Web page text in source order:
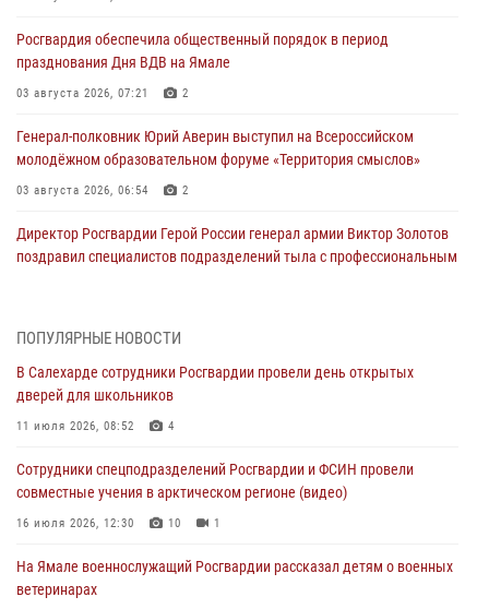
Росгвардия обеспечила общественный порядок в период
празднования Дня ВДВ на Ямале
03 августа 2026, 07:21 2
Генерал-полковник Юрий Аверин выступил на Всероссийском
молодёжном образовательном форуме «Территория смыслов»
03 августа 2026, 06:54 2
Директор Росгвардии Герой России генерал армии Виктор Золотов
поздравил специалистов подразделений тыла с профессиональным
30 июля 2026, 09:34
Офицеры спецназа Росгвардии провели практическое занятие для
29 июля 2026, 10:42 4
В Уральском округе Росгвардии состоялось заседание
ПОПУЛЯРНЫЕ НОВОСТИ
В Салехарде сотрудники Росгвардии провели день открытых
дверей для школьников
11 июля 2026, 08:52 4
Сотрудники спецподразделений Росгвардии и ФСИН провели
совместные учения в арктическом регионе (видео)
16 июля 2026, 12:30 10 1
На Ямале военнослужащий Росгвардии рассказал детям о военных
ветеринарах